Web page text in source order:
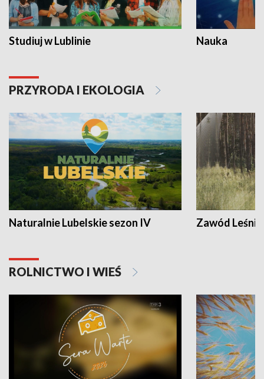
Studiuj w Lublinie Nauka
PRZYRODA I EKOLOGIA
Naturalnie Lubelskie sezon IV Zawód Leśnik
ROLNICTWO I WIEŚ